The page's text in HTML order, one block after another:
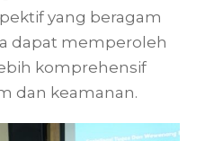
yang beragam
dapat memperoleh
komprehensif
dan keamanan.